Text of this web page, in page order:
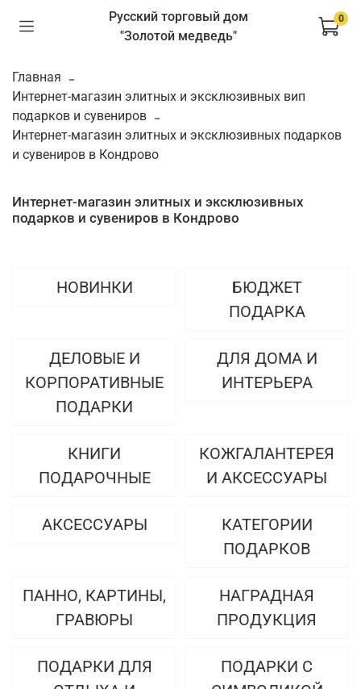
Русский торговый дом
"Золотой медведь"
0
Главная
Интернет-магазин элитных и эксклюзивных вип
подарков и сувениров
Интернет-магазин элитных и эксклюзивных подарков
и сувениров в Кондрово
Интернет-магазин элитных и эксклюзивных
подарков и сувениров в Кондрово
НОВИНКИ
БЮДЖЕТ
ПОДАРКА
ДЕЛОВЫЕ И
КОРПОРАТИВНЫЕ
ПОДАРКИ
ДЛЯ ДОМА И
ИНТЕРЬЕРА
КНИГИ
ПОДАРОЧНЫЕ
КОЖГАЛАНТЕРЕЯ
И АКСЕССУАРЫ
АКСЕССУАРЫ
КАТЕГОРИИ
ПОДАРКОВ
ПАННО, КАРТИНЫ,
ГРАВЮРЫ
НАГРАДНАЯ
ПРОДУКЦИЯ
ПОДАРКИ ДЛЯ
ПОДАРКИ С